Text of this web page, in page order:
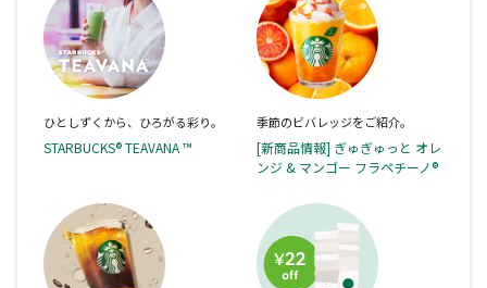
ひとしずくから、ひろがる彩り。
STARBUCKS® TEAVANA ™
季節のビバレッジをご紹介。
[新商品情報] ぎゅぎゅっと オレ
ンジ & マンゴー フラペチーノ®